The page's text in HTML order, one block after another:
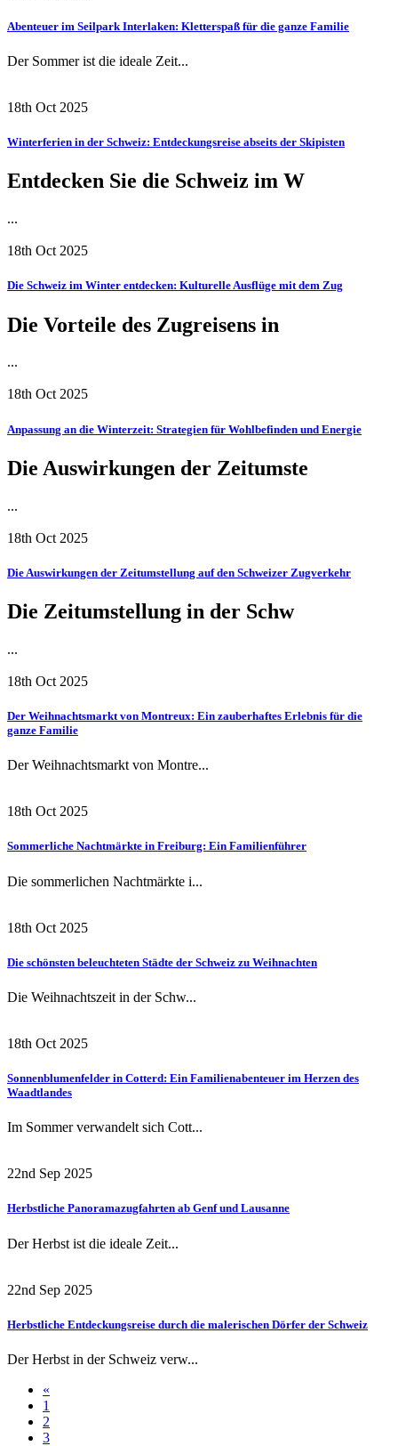
Abenteuer im Seilpark Interlaken: Kletterspaß für die ganze Familie
Der Sommer ist die ideale Zeit...
18th Oct 2025
Winterferien in der Schweiz: Entdeckungsreise abseits der Skipisten
Entdecken Sie die Schweiz im W
...
18th Oct 2025
Die Schweiz im Winter entdecken: Kulturelle Ausflüge mit dem Zug
Die Vorteile des Zugreisens in
...
18th Oct 2025
Anpassung an die Winterzeit: Strategien für Wohlbefinden und Energie
Die Auswirkungen der Zeitumste
...
18th Oct 2025
Die Auswirkungen der Zeitumstellung auf den Schweizer Zugverkehr
Die Zeitumstellung in der Schw
...
18th Oct 2025
Der Weihnachtsmarkt von Montreux: Ein zauberhaftes Erlebnis für die
ganze Familie
Der Weihnachtsmarkt von Montre...
18th Oct 2025
Sommerliche Nachtmärkte in Freiburg: Ein Familienführer
Die sommerlichen Nachtmärkte i...
18th Oct 2025
Die schönsten beleuchteten Städte der Schweiz zu Weihnachten
Die Weihnachtszeit in der Schw...
18th Oct 2025
Sonnenblumenfelder in Cotterd: Ein Familienabenteuer im Herzen des
Waadtlandes
Im Sommer verwandelt sich Cott...
22nd Sep 2025
Herbstliche Panoramazugfahrten ab Genf und Lausanne
Der Herbst ist die ideale Zeit...
22nd Sep 2025
Herbstliche Entdeckungsreise durch die malerischen Dörfer der Schweiz
Der Herbst in der Schweiz verw...
«
1
2
3